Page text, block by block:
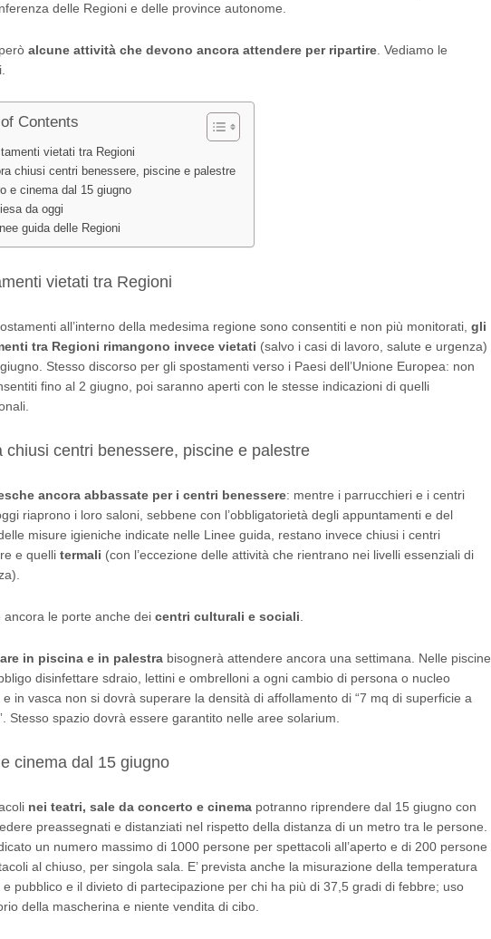
delle Regioni e delle province autonome.
alcune attività che devono ancora attendere per ripartire . Vediamo le
Contents
vietati tra Regioni
chiusi centri benessere, piscine e palestre
e cinema dal 15 giugno
da oggi
guida delle Regioni
vietati tra Regioni
all’interno della medesima regione sono consentiti e non più monitorati, gli
tra Regioni rimangono invece vietati (salvo i casi di lavoro, salute e urgenza)
Stesso discorso per gli spostamenti verso i Paesi dell’Unione Europea: non
fino al 2 giugno, poi saranno aperti con le stesse indicazioni di quelli
chiusi centri benessere, piscine e palestre
ancora abbassate per i centri benessere: mentre i parrucchieri e i centri
riaprono i loro saloni, sebbene con l’obbligatorietà degli appuntamenti e del
misure igieniche indicate nelle Linee guida, restano invece chiusi i centri
e quelli termali (con l’eccezione delle attività che rientrano nei livelli essenziali di
ancora le porte anche dei centri culturali e sociali
in piscina e in palestra bisognerà attendere ancora una settimana. Nelle piscine
disinfettare sdraio, lettini e ombrelloni a ogni cambio di persona o nucleo
in vasca non si dovrà superare la densità di affollamento di “7 mq di superficie a
Stesso spazio dovrà essere garantito nelle aree solarium.
cinema dal 15 giugno
nei teatri, sale da concerto e cinema potranno riprendere dal 15 giugno con
preassegnati e distanziati nel rispetto della distanza di un metro tra le persone.
un numero massimo di 1000 persone per spettacoli all’aperto e di 200 persone
al chiuso, per singola sala. E’ prevista anche la misurazione della temperatura
e pubblico e il divieto di partecipazione per chi ha più di 37,5 gradi di febbre; uso
della mascherina e niente vendita di cibo.